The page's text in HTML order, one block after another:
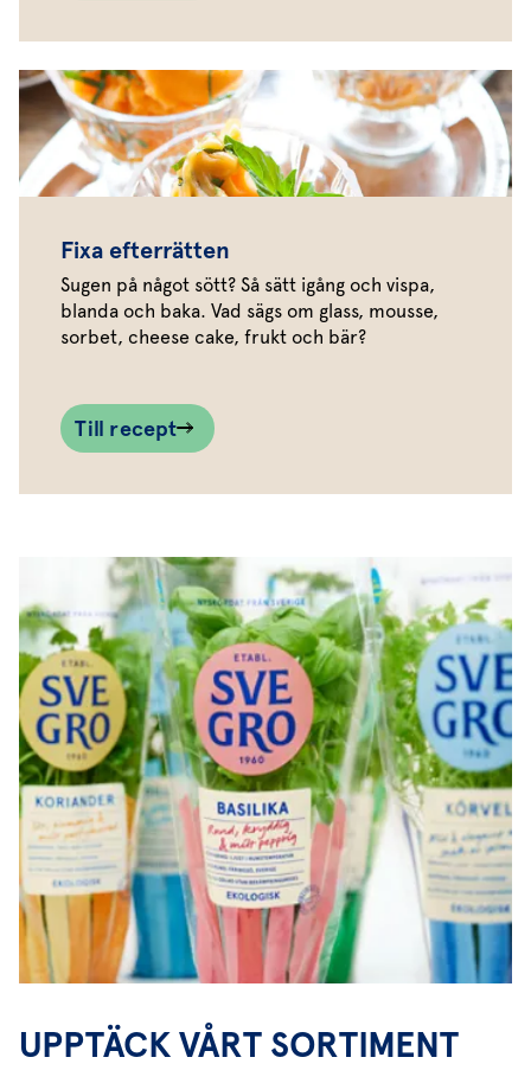
Fixa efterrätten
Sugen på något sött? Så sätt igång och vispa,
blanda och baka. Vad sägs om glass, mousse,
sorbet, cheese cake, frukt och bär?
Till recept
UPPTÄCK VÅRT SORTIMENT